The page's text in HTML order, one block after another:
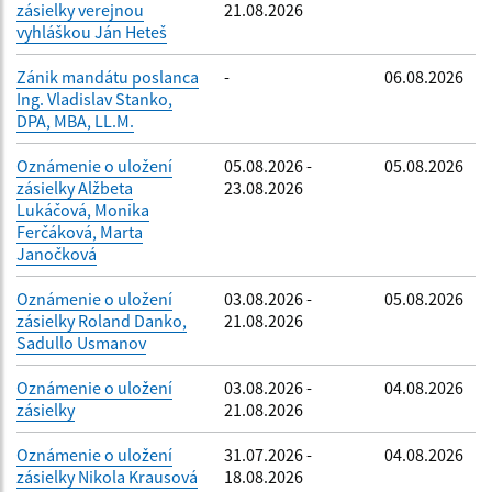
zásielky verejnou
vyhláškou Ján Heteš
21.08.2026
Zánik mandátu poslanca
Ing. Vladislav Stanko,
DPA, MBA, LL.M.
- 06.08.2026
Oznámenie o uložení
zásielky Alžbeta
Lukáčová, Monika
Ferčáková, Marta
Janočková
05.08.2026 -
23.08.2026
05.08.2026
Oznámenie o uložení
zásielky Roland Danko,
Sadullo Usmanov
03.08.2026 -
21.08.2026
05.08.2026
Oznámenie o uložení
zásielky
03.08.2026 -
21.08.2026
04.08.2026
Oznámenie o uložení
zásielky Nikola Krausová
31.07.2026 -
18.08.2026
04.08.2026